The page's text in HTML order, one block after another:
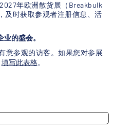
年欧洲散货展（Breakbulk
及时获取参观者注册信息、活
的盛会。
意参观的访客。如果您对参展
填写此表格。